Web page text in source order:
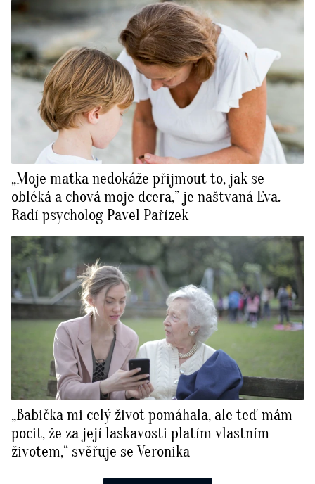
„Moje matka nedokáže přijmout to, jak se
obléká a chová moje dcera,” je naštvaná Eva.
Radí psycholog Pavel Pařízek
„Babička mi celý život pomáhala, ale teď mám
pocit, že za její laskavosti platím vlastním
životem,“ svěřuje se Veronika